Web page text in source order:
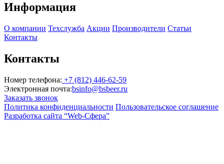
Информация
О компании Техслужба Акции Производители Статьи
Контакты
Контакты
Номер телефона: +7 (812) 446-62-59
Электронная почта:bsinfo@bsbeer.ru
Заказать звонок
Политика конфиденциальности Пользовательское соглашение
Разработка сайта “Web-Сфера”